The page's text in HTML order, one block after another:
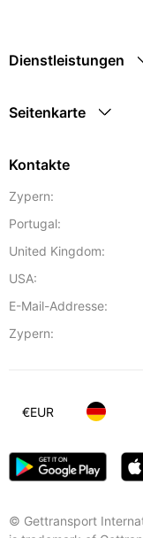
Dienstleistungen
Seitenkarte
Kontakte
Zypern:
Portugal:
United Kingdom:
USA:
E-Mail-Addresse:
Zypern:
© Gettransport
€EUR